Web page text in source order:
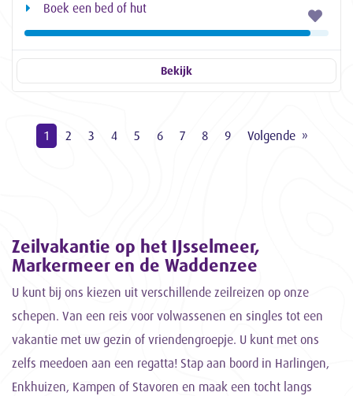
Boek een bed of hut
Bekijk
1 2 3 4 5 6 7 8 9 Volgende
Zeilvakantie op het IJsselmeer,
Markermeer en de Waddenzee
U kunt bij ons kiezen uit verschillende zeilreizen op onze
schepen. Van een reis voor volwassenen en singles tot een
vakantie met uw gezin of vriendengroepje. U kunt met ons
zelfs meedoen aan een regatta! Stap aan boord in Harlingen,
Enkhuizen, Kampen of Stavoren en maak een tocht langs